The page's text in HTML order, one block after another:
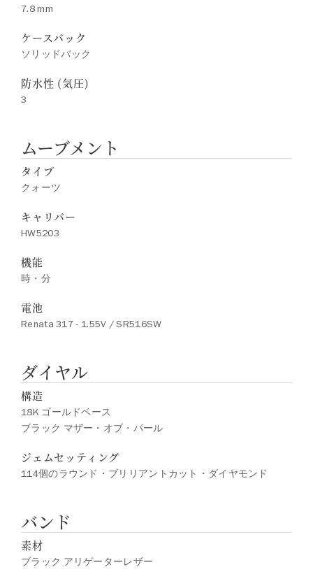
7.8 mm
ケースバック
ソリッドバック
防水性 (気圧)
3
ムーブメント
タイプ
クォーツ
キャリバー
HW5203
機能
時・分
電池
Renata 317 - 1.55V / SR516SW
ダイヤル
構造
18K ゴールドベース
ブラック マザー・オブ・パール
ジェムセッティング
114個のラウンド・ブリリアントカット・ダイヤモンド
バンド
素材
ブラック アリゲーターレザー